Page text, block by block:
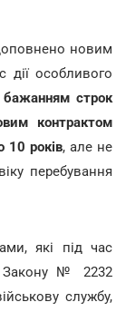
новим
особливого
бажанням строк
контрактом
10 років, але не
перебування
які під час
Закону № 2232
службу,